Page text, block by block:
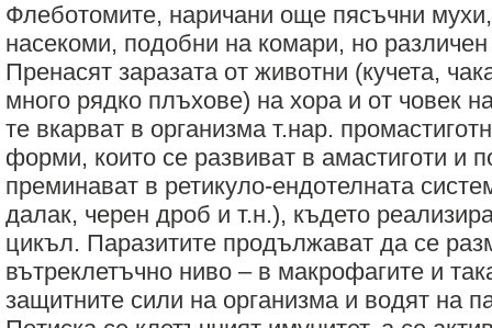
Флеботомите, наричани още пясъчни
насекоми, подобни на комари, но
Пренасят заразата от животни (кучета,
много рядко плъхове) на хора и от човек
те вкарват в организма т.нар.
форми, които се развиват в амастиготи и
преминават в ретикуло-ендотелната
далак, черен дроб и т.н.), където
цикъл. Паразитите продължават да се
вътреклетъчно ниво – в макрофагите и
защитните сили на организма и водят на